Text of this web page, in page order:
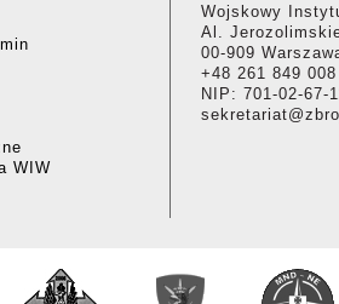
WIW
Wojskowy
Al.
00-909
+48 261 849 008
NIP: 701-02-67-